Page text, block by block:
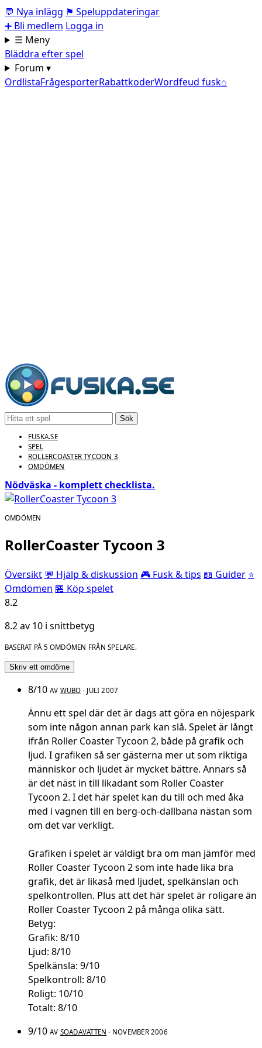
💬 Nya inlägg ⚑ Speluppdateringar
➕ Bli medlem Logga in
☰ Meny
Bläddra efter spel
Forum ▾
OrdlistaFrågesporterRabattkoderWordfeud fusk⌂
Sök
FUSKA.SE
SPEL
ROLLERCOASTER TYCOON 3
OMDÖMEN
Nödväska - komplett checklista.
OMDÖMEN
RollerCoaster Tycoon 3
Översikt 💬 Hjälp & diskussion 🎮 Fusk & tips 📖 Guider ⭐
Omdömen 🏪 Köp spelet
8.2
8.2 av 10 i snittbetyg
BASERAT PÅ 5 OMDÖMEN FRÅN SPELARE.
Skriv ett omdöme
8/10 AV WUBO · JULI 2007
Ännu ett spel där det är dags att göra en nöjespark
som inte någon annan park kan slå. Spelet är långt
ifrån Roller Coaster Tycoon 2, både på grafik och
ljud. I grafiken så ser gästerna mer ut som riktiga
människor och ljudet är mycket bättre. Annars så
är det näst in till likadant som Roller Coaster
Tycoon 2. I det här spelet kan du till och med åka
med i vagnen till en berg-och-dallbana nästan som
om det var verkligt.
Grafiken i spelet är väldigt bra om man jämför med
Roller Coaster Tycoon 2 som inte hade lika bra
grafik, det är likaså med ljudet, spelkänslan och
spelkontrollen. Plus att det här spelet är roligare än
Roller Coaster Tycoon 2 på många olika sätt.
Betyg:
Grafik: 8/10
Ljud: 8/10
Spelkänsla: 9/10
Spelkontroll: 8/10
Roligt: 10/10
Totalt: 8/10
9/10 AV SOADAVATTEN · NOVEMBER 2006